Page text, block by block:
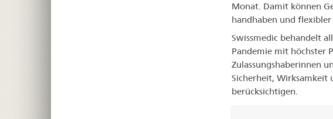
Monat. Damit können
handhaben und flexibler
Swissmedic behandelt
Pandemie mit höchster
Zulassungshaberinnen
Sicherheit, Wirksamkeit
berücksichtigen.